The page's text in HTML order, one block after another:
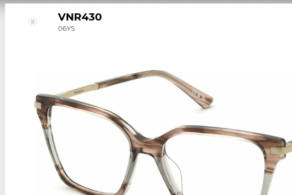
VNR430
06YS